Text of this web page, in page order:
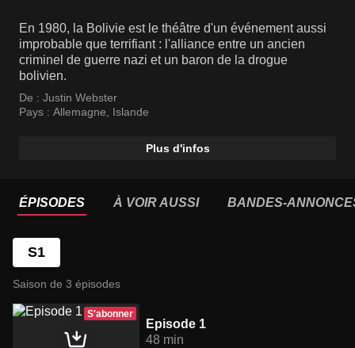
En 1980, la Bolivie est le théâtre d'un événement aussi
improbable que terrifiant : l'alliance entre un ancien
criminel de guerre nazi et un baron de la drogue
bolivien.
De : Justin Webster
Pays : Allemagne, Islande
Plus d'infos
ÉPISODES À VOIR AUSSI BANDES-
S1
Saison de 3 épisodes
S'abonner
Episode 1
48 min